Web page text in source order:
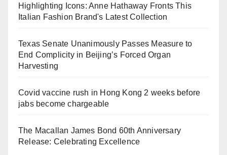
Highlighting Icons: Anne Hathaway Fronts This
Italian Fashion Brand's Latest Collection
Texas Senate Unanimously Passes Measure to
End Complicity in Beijing’s Forced Organ
Harvesting
Covid vaccine rush in Hong Kong 2 weeks before
jabs become chargeable
The Macallan James Bond 60th Anniversary
Release: Celebrating Excellence